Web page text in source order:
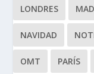
LONDRES
NAVIDAD
OMT PARÍS